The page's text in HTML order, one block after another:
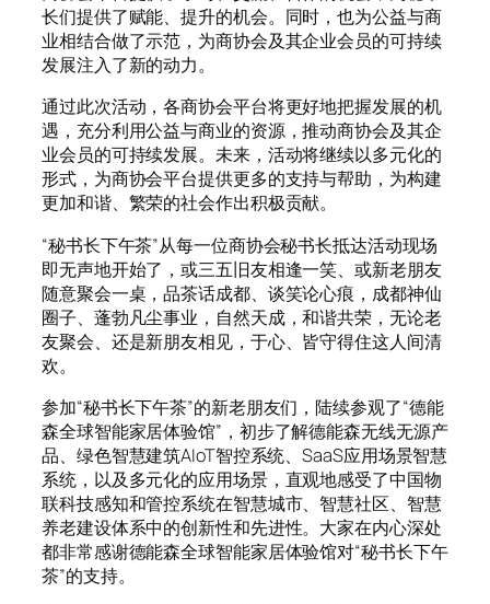
长们提供了赋能、提升的机会。同时，也为公益与商
业相结合做了示范，为商协会及其企业会员的可持续
发展注入了新的动力。
通过此次活动，各商协会平台将更好地把握发展的机
遇，充分利用公益与商业的资源，推动商协会及其企
业会员的可持续发展。未来，活动将继续以多元化的
形式，为商协会平台提供更多的支持与帮助，为构建
更加和谐、繁荣的社会作出积极贡献。
“秘书长下午茶”从每一位商协会秘书长抵达活动现场
即无声地开始了，或三五旧友相逢一笑、或新老朋友
随意聚会一桌，品茶话成都、谈笑论心痕，成都神仙
圈子、蓬勃凡尘事业，自然天成，和谐共荣，无论老
友聚会、还是新朋友相见，于心、皆守得住这人间清
欢。
参加“秘书长下午茶”的新老朋友们，陆续参观了“德能
森全球智能家居体验馆”，初步了解德能森无线无源产
品、绿色智慧建筑AIoT智控系统、SaaS应用场景智慧
系统，以及多元化的应用场景，直观地感受了中国物
联科技感知和管控系统在智慧城市、智慧社区、智慧
养老建设体系中的创新性和先进性。大家在内心深处
都非常感谢德能森全球智能家居体验馆对“秘书长下午
茶”的支持。